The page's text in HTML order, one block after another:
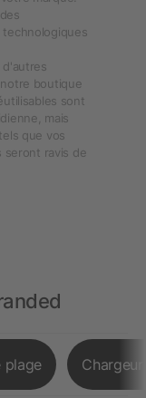
technologiques
d'autres
boutique
sont
mais
que vos
seront ravis de
plage